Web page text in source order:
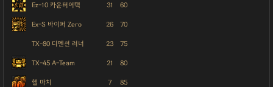
Ez-10 카운터어택 31 60
Ex-S 바이퍼 Zero 26 70
TX-80 디멘션 러너 23 75
TX-45 A-Team 21 80
헬 마치 7 85